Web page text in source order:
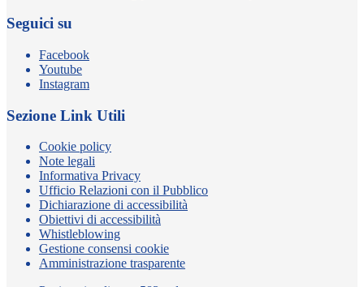
Seguici su
Facebook
Youtube
Instagram
Sezione Link Utili
Cookie policy
Note legali
Informativa Privacy
Ufficio Relazioni con il Pubblico
Dichiarazione di accessibilità
Obiettivi di accessibilità
Whistleblowing
Gestione consensi cookie
Amministrazione trasparente